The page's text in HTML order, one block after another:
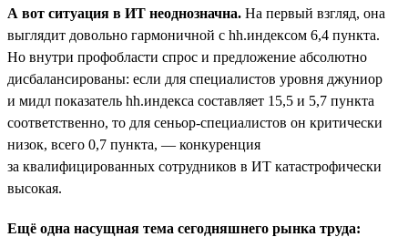
А вот ситуация в ИТ неоднозначна. На первый взгляд, она
выглядит довольно гармоничной с hh.индексом 6,4 пункта.
Но внутри профобласти спрос и предложение абсолютно
дисбалансированы: если для специалистов уровня джуниор
и мидл показатель hh.индекса составляет 15,5 и 5,7 пункта
соответственно, то для сеньор-специалистов он критически
низок, всего 0,7 пункта, — конкуренция
за квалифицированных сотрудников в ИТ катастрофически
высокая.
Ещё одна насущная тема сегодняшнего рынка труда: